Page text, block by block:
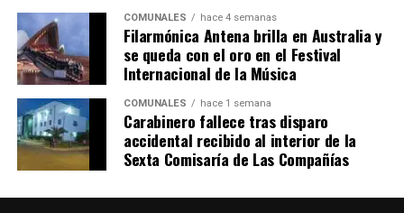
COMUNALES hace 4 semanas
Filarmónica Antena brilla en Australia y
se queda con el oro en el Festival
Internacional de la Música
COMUNALES hace 1 semana
Carabinero fallece tras disparo
accidental recibido al interior de la
Sexta Comisaría de Las Compañías